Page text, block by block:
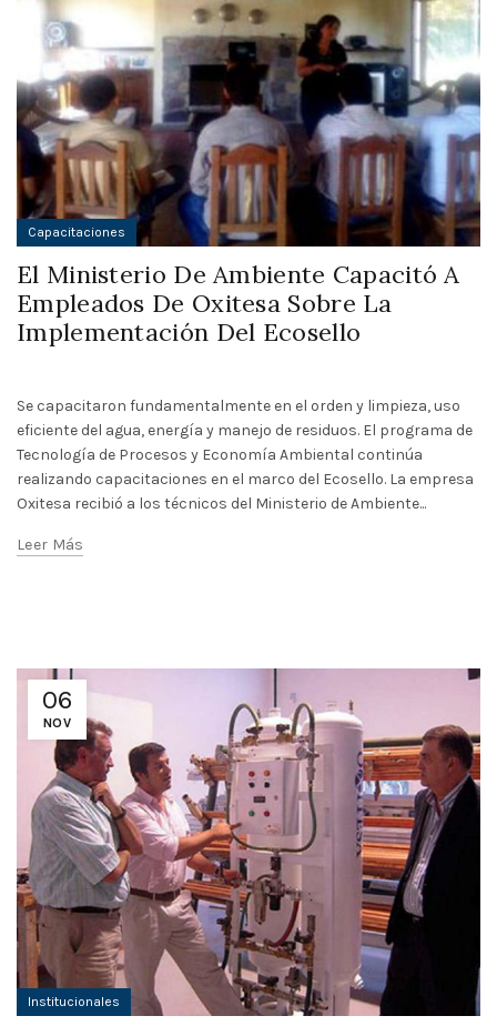
Capacitaciones
El Ministerio De Ambiente Capacitó A
Empleados De Oxitesa Sobre La
Implementación Del Ecosello
Se capacitaron fundamentalmente en el orden y limpieza, uso
eficiente del agua, energía y manejo de residuos. El programa de
Tecnología de Procesos y Economía Ambiental continúa
realizando capacitaciones en el marco del Ecosello. La empresa
Oxitesa recibió a los técnicos del Ministerio de Ambiente...
Leer Más
06
NOV
Institucionales